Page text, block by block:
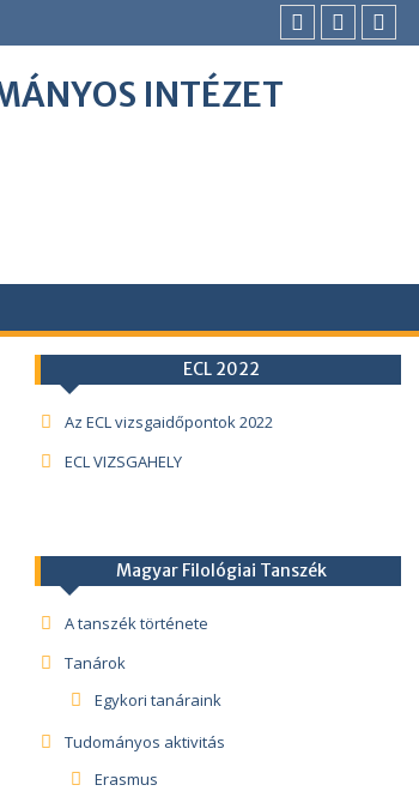
INTÉZET
ECL 2022
Az ECL vizsgaidőpontok 2022
ECL VIZSGAHELY
Magyar Filológiai Tanszék
A tanszék története
Tanárok
Egykori tanáraink
Tudományos aktivitás
Erasmus